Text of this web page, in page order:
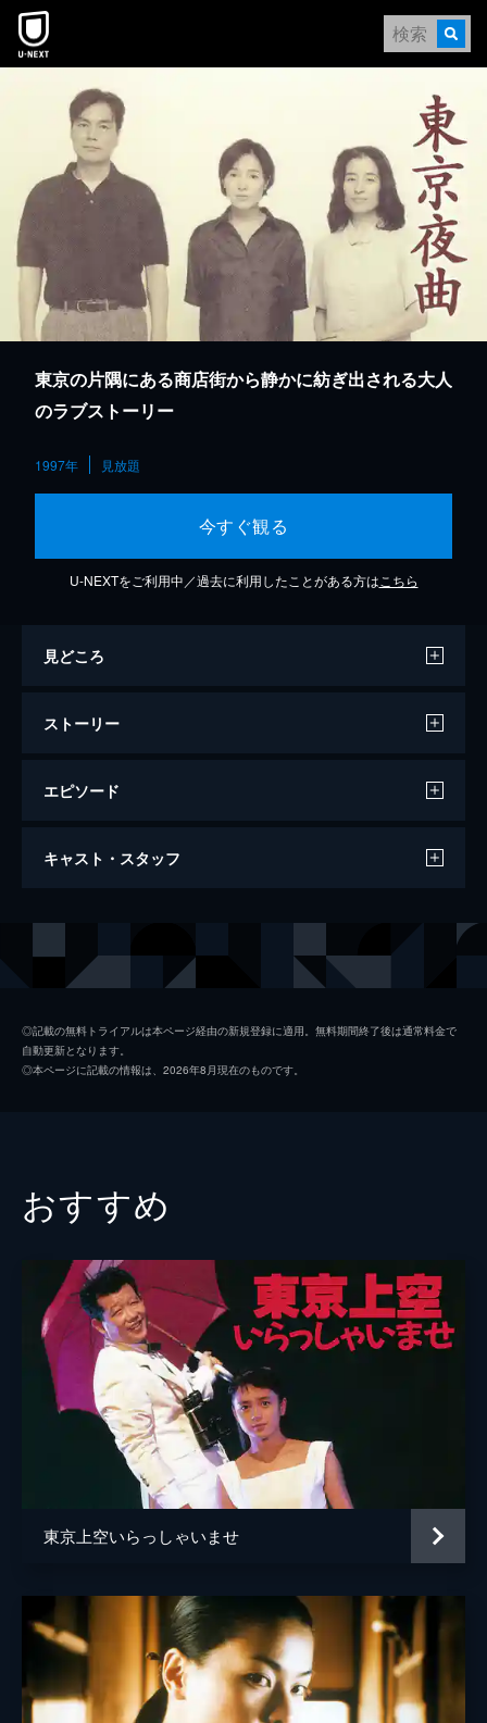
本文へスキップ
東京の片隅にある商店街から静かに紡ぎ出される大人
のラブストーリー
1997年 見放題
今すぐ観る
U-NEXTをご利用中／過去に利用したことがある方は こちら
見どころ
ストーリー
エピソード
東京夜曲
キャスト・スタッフ
倍賞美津子
前田昌代
監督 市川準
脚本 佐藤信介
清水一登
れいち
◎記載の無料トライアルは本ページ経由の新規登録に適用。無料期間終了後は通常料金で
自動更新となります。
◎本ページに記載の情報は、2026年8月現在のものです。
おすすめ
東京上空いらっしゃいませ